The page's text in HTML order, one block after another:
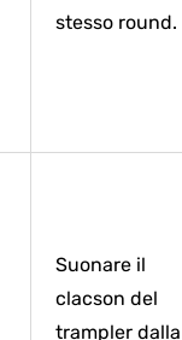
stesso round.
Suonare il
clacson del
trampler dalla